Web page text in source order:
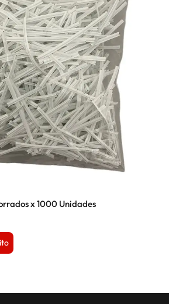
x 1000 Unidades